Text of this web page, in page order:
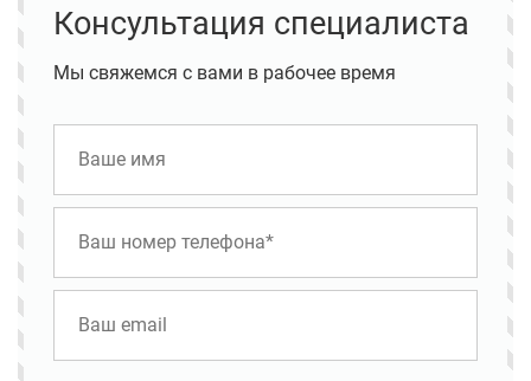
Консультация специалиста
Мы свяжемся с вами в рабочее время